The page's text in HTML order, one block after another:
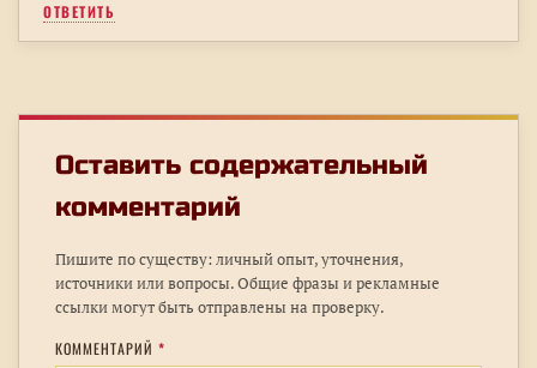
ОТВЕТИТЬ
Оставить содержательный
комментарий
Пишите по существу: личный опыт, уточнения,
источники или вопросы. Общие фразы и рекламные
ссылки могут быть отправлены на проверку.
КОММЕНТАРИЙ *